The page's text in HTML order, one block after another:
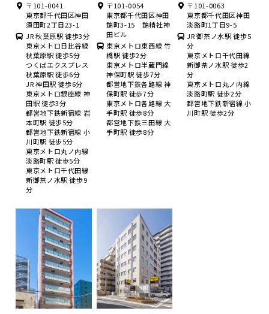
〒101-0041
東京都千代田区神田
須田町2丁目23-1
JR 秋葉原駅 徒歩3分
東京メトロ日比谷線
秋葉原駅 徒歩5分
つくばエクスプレス
秋葉原駅 徒歩6分
JR 神田駅 徒歩6分
東京メトロ銀座線 神
田駅 徒歩3分
都営地下鉄新宿線 岩
本町駅 徒歩5分
都営地下鉄新宿線 小
川町駅 徒歩5分
東京メトロ丸ノ内線
淡路町駅 徒歩5分
東京メトロ千代田線
新御茶ノ水駅 徒歩9
分
〒101-0054
東京都千代田区神田
錦町3-15 錦精社神
田ビル
東京メトロ東西線 竹
橋駅 徒歩2分
東京メトロ半蔵門線
神保町駅 徒歩7分
都営地下鉄各路線 神
保町駅 徒歩7分
東京メトロ各路線 大
手町駅 徒歩8分
都営地下鉄三田線 大
手町駅 徒歩8分
〒101-0063
東京都千代田区神田
淡路町1丁目9-5
JR 御茶ノ水駅 徒歩5
分
東京メトロ千代田線
新御茶ノ水駅 徒歩2
分
東京メトロ丸ノ内線
淡路町駅 徒歩2分
都営地下鉄新宿線 小
川町駅 徒歩2分